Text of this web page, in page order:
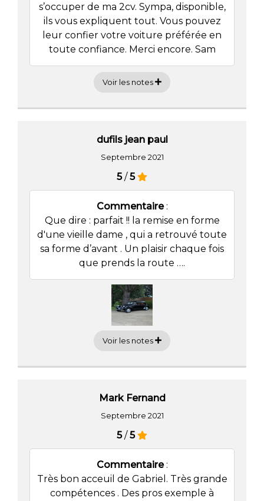
s’occuper de ma 2cv. Sympa, disponible,
ils vous expliquent tout. Vous pouvez
leur confier votre voiture préférée en
toute confiance. Merci encore. Sam
Voir les notes
dufils jean paul
Septembre 2021
5/5
Commentaire:
Que dire : parfait !! la remise en forme
d'une vieille dame , qui a retrouvé toute
sa forme d’avant . Un plaisir chaque fois
que prends la route ….
Voir les notes
Mark Fernand
Septembre 2021
5/5
Commentaire:
Très bon acceuil de Gabriel. Très grande
compétences . Des pros exemple à